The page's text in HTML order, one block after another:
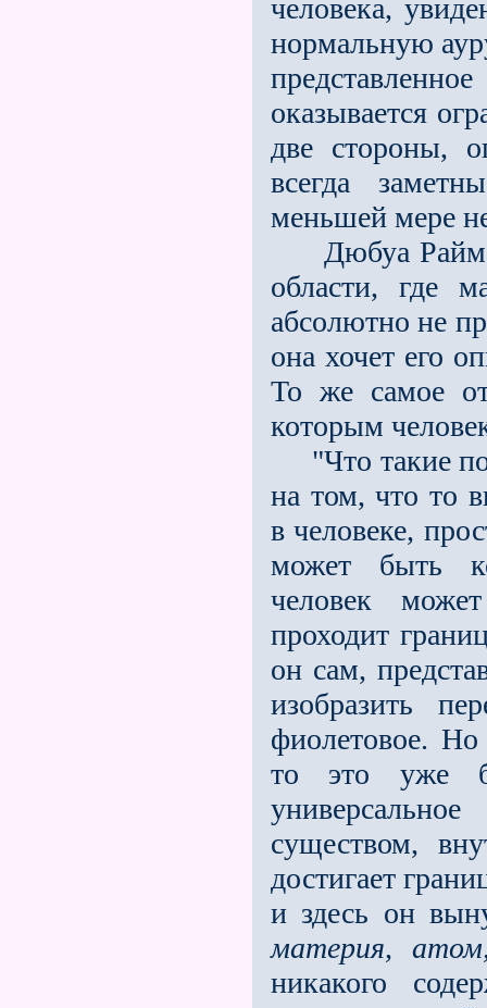
человека,
нормальную
оказы­вается
две стороны,
всегда
меньшей мере
Дюбуа
области, где
абсолютно не
она хочет его
То же самое
которым
"Что такие
на том, что то
в человеке,
может быть
человек
проходит
он сам,
изобразить
фиолетовое. Но
то это уже
существом,
достигает
и здесь он
материя,
никакого